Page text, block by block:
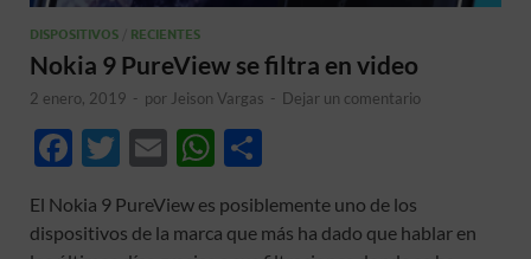
DISPOSITIVOS RECIENTES
Nokia 9 PureView se filtra en video
2 enero, 2019 - por Jeison Vargas - Dejar un comentario
F
e
T
itt
E
ail
W
at m
El Nokia 9 PureView es posiblemente uno de los
dispositivos de la marca que más ha dado que hablar en